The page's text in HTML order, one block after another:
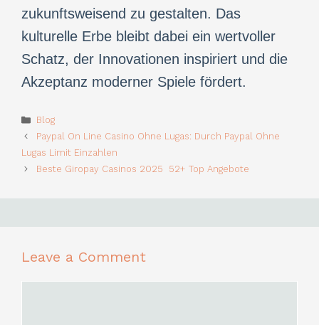
zukunftsweisend zu gestalten. Das
kulturelle Erbe bleibt dabei ein wertvoller
Schatz, der Innovationen inspiriert und die
Akzeptanz moderner Spiele fördert.
Categories
Blog
Paypal On Line Casino Ohne Lugas: Durch Paypal Ohne
Lugas Limit Einzahlen
Beste Giropay Casinos 2025 ️ 52+ Top Angebote
Leave a Comment